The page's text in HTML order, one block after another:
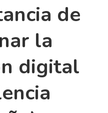
de
la
digital